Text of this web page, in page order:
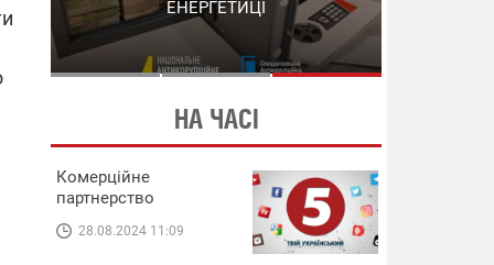
СХЕМИ В ЕНЕРГЕТИЦІ
ЕНЕРГЕТИЦІ
НА ЧАСІ
Комерційне
партнерство
28.08.2024 11:09